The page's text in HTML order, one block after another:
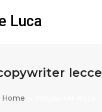
Luca
lecce
Home